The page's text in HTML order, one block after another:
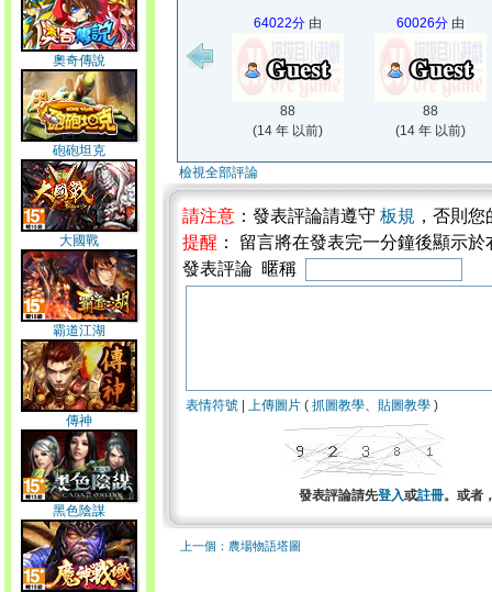
奧奇傳說
砲砲坦克
大國戰
霸道江湖
傳神
黑色陰謀
64022分 由
88
(14 年 以前)
60026分 由
88
(14 年 以前)
檢視全部評論
請注意 ：發表評論請遵守 板規 ，否則
提醒 ： 留言將在發表完一分鐘後顯示
發表評論 暱稱
表情符號 上傳圖片 ( 抓圖教學、 貼圖教學 )
發表評論請先登入或註冊。或者
上一個：農場物語塔圖